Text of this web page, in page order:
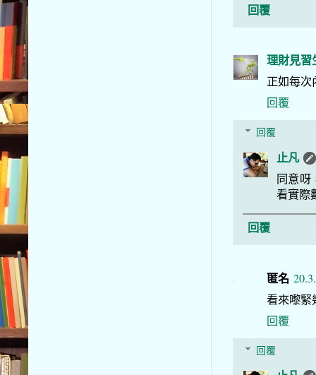
回覆
理財見習
正如每次
回覆
回覆
止凡
同意呀
看實際
回覆
匿名
看來嚟緊
回覆
回覆